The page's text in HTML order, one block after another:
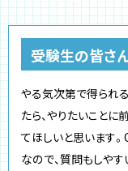
受験生の皆さ
やる気次第で得られ
たら、やりたいことに
てほしいと思います
なので、質問もしやす